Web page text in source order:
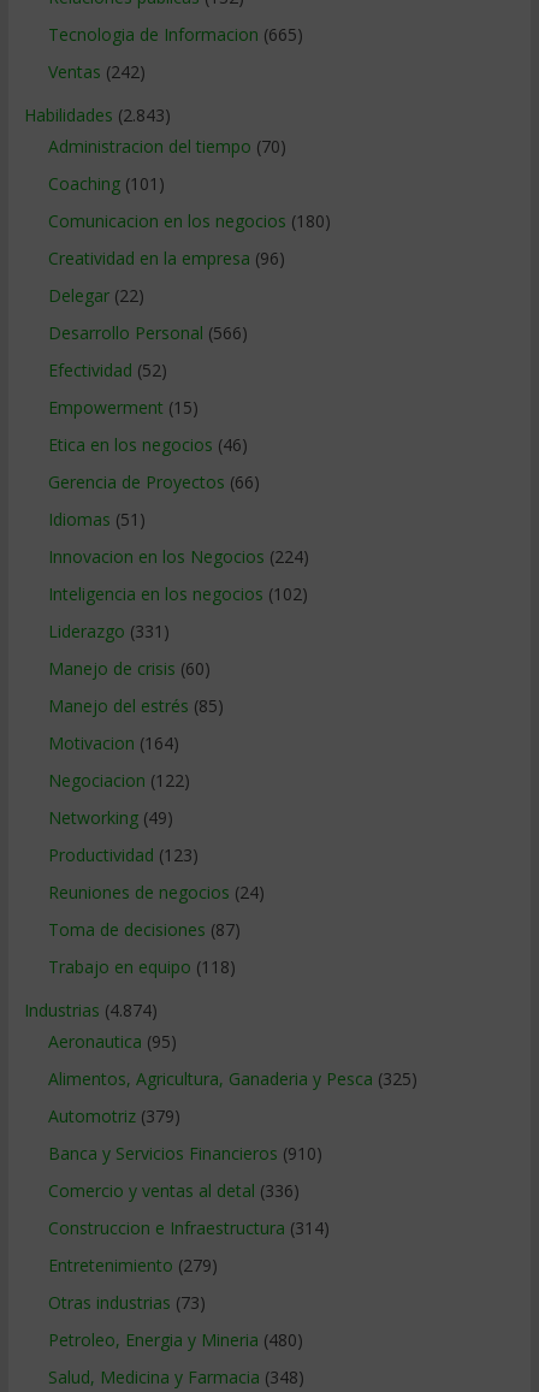
Tecnologia de Informacion (665)
Ventas (242)
Habilidades (2.843)
Administracion del tiempo (70)
Coaching(101)
Comunicacion en los negocios (180)
Creatividad en la empresa (96)
Delegar(22)
Desarrollo Personal (566)
Efectividad (52)
Empowerment (15)
Etica en los negocios (46)
Gerencia de Proyectos (66)
Idiomas (51)
Innovacion en los Negocios (224)
Inteligencia en los negocios (102)
Liderazgo (331)
Manejo de crisis (60)
Manejo del estrés (85)
Motivacion (164)
Negociacion (122)
Networking(49)
Productividad (123)
Reuniones de negocios (24)
Toma de decisiones (87)
Trabajo en equipo (118)
Industrias (4.874)
Aeronautica (95)
Alimentos, Agricultura, Ganaderia y Pesca (325)
Automotriz(379)
Banca y Servicios Financieros (910)
Comercio y ventas al detal (336)
Construccion e Infraestructura (314)
Entretenimiento (279)
Otras industrias (73)
Petroleo, Energia y Mineria (480)
Salud, Medicina y Farmacia (348)